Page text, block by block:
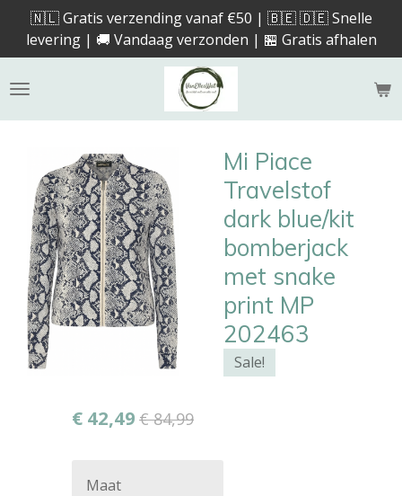
direct
naar
de
🇳🇱 Gratis verzending vanaf €50 | 🇧🇪 🇩🇪 Snelle
levering | 🚚 Vandaag verzonden | 🏪 Gratis afhalen
Mi Piace
Travelstof
dark blue/kit
bomberjack
met snake
print MP
202463
Sale!
€ 42,49 € 84,99
Maat